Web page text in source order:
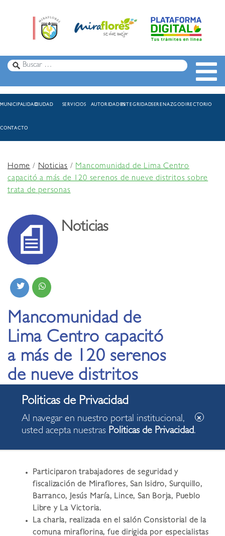
MUNICIPALIDADCIUDAD SERVICIOS AUTORIDADESINTEGRIDADSERENAZGODIRECTORIO
CONTACTO
Home/Noticias /Mancomunidad de Lima Centro
capacitó a más de 120 serenos de nueve distritos sobre
trata de personas
Noticias
Mancomunidad de
Lima Centro capacitó
a más de 120 serenos
de nueve distritos
sobre trata de
personas
Participaron trabajadores de seguridad y
fiscalización de Miraflores, San Isidro, Surquillo,
Barranco, Jesús María, Lince, San Borja, Pueblo
Libre y La Victoria.
La charla, realizada en el salón Consistorial de la
comuna miraflorina, fue dirigida por especialistas
Al navegar en nuestro portal institucional,
usted acepta nuestras Politicas de Privacidad.